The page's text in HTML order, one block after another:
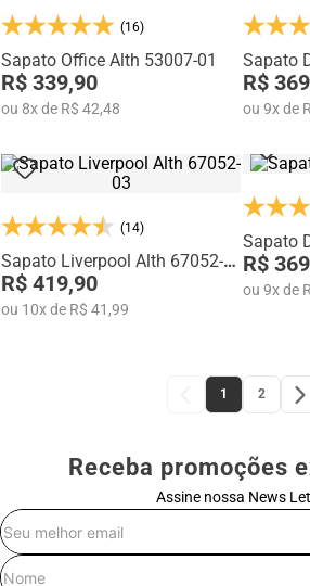
(16)
Sapato Office Alth 53007-01
R$ 339,90
ou 8xde R$ 42,48
Sapato
R$
ou 9xde
(14)
Sapato Liverpool Alth 67052-
03
R$ 419,90
ou 10xde R$ 41,99
Sapato
R$
ou 9xde
1 2
Receba promoções
Assine nossa News